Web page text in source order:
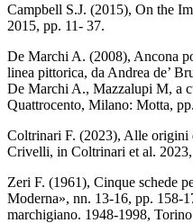
Campbell S.J. (2015), On the
2015, pp. 11- 37.
De Marchi A. (2008), Ancona
linea pittorica, da Andrea de’
De Marchi A., Mazzalupi M, a
Quattrocento, Milano: Motta,
Coltrinari F. (2023), Alle origini
Crivelli, in Coltrinari et al.
Zeri F. (1961), Cinque schede
Moderna», nn. 13-16, pp. 158-
marchigiano. 1948-1998,